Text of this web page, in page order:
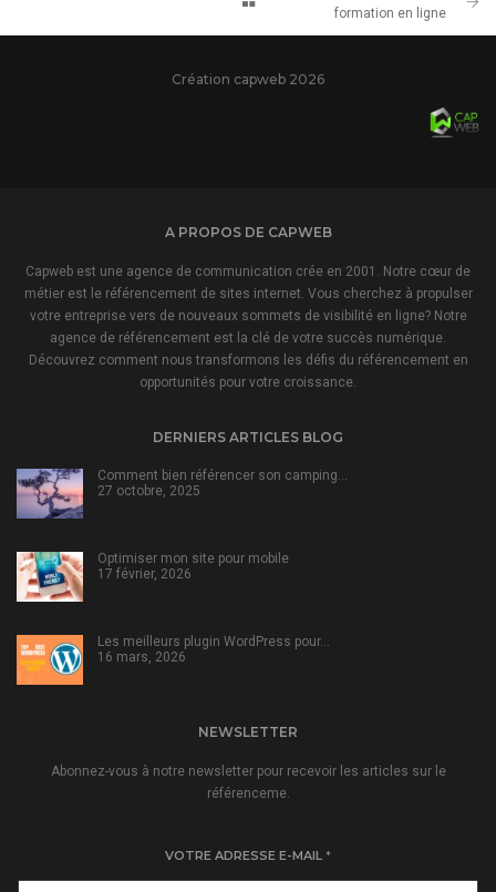
formation en ligne
Création capweb 2026
A PROPOS DE CAPWEB
Capweb est une agence de communication crée en 2001. Notre cœur de
métier est le référencement de sites internet. Vous cherchez à propulser
votre entreprise vers de nouveaux sommets de visibilité en ligne? Notre
agence de référencement est la clé de votre succès numérique.
Découvrez comment nous transformons les défis du référencement en
opportunités pour votre croissance.
DERNIERS ARTICLES BLOG
Comment bien référencer son camping…
27 octobre, 2025
Optimiser mon site pour mobile
17 février, 2026
Les meilleurs plugin WordPress pour…
16 mars, 2026
NEWSLETTER
Abonnez-vous à notre newsletter pour recevoir les articles sur le
référenceme.
VOTRE ADRESSE E-MAIL *